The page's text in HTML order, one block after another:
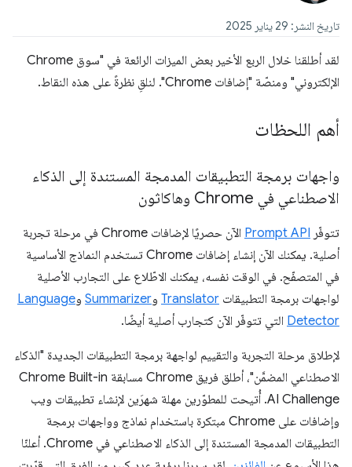
تاريخ النشر: 29 يناير 2025
لقد أطلقنا خلال الربع الأخير بعض الميزات الرائعة في "سوق Chrome
الإلكتروني" ومنصّة "إضافات Chrome". لنلقِ نظرةً على هذه النقاط.
أهم اللحظات
واجهات برمجة التطبيقات المدمجة المستندة إلى الذكاء
الاصطناعي في Chrome وهاكاثون
تتوفّر Prompt API
الآن حصريًا لإضافات Chrome في مرحلة تجربة
أصلية. يمكنك الآن إنشاء إضافات Chrome تستخدم النماذج الأساسية
في المتصفّح. في الوقت نفسه، يمكنك الاطّلاع على التجارب الأصلية
لواجهات برمجة التطبيقات Translator وSummarizer وLanguage
Detector التي تتوفّر الآن كتجارب أصلية أيضًا.
لإطلاق مرحلة التجربة والتقييم لواجهة برمجة التطبيقات الجديدة "الذكاء
الاصطناعي المضمَّن"، أطلق فريق Chrome مسابقة Chrome Built-in
AI Challenge. أُتيحت للمطوّرين مهلة شهرَين لإنشاء تطبيقات ويب
وإضافات على Chrome مبتكرة باستخدام نماذج وواجهات برمجة
التطبيقات المدمجة المستندة إلى الذكاء الاصطناعي في Chrome. أعلنّا